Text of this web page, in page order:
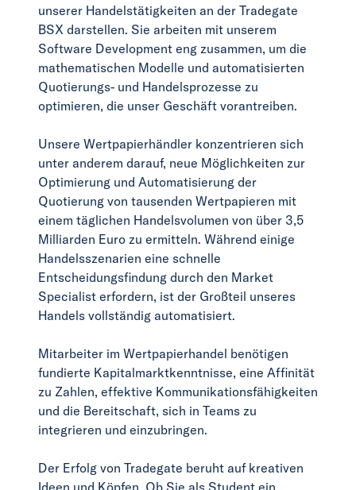
unserer Handelstätigkeiten an der Tradegate
BSX darstellen. Sie arbeiten mit unserem
Software Development eng zusammen, um die
mathematischen Modelle und automatisierten
Quotierungs- und Handelsprozesse zu
optimieren, die unser Geschäft vorantreiben.
Unsere Wertpapierhändler konzentrieren sich
unter anderem darauf, neue Möglichkeiten zur
Optimierung und Automatisierung der
Quotierung von tausenden Wertpapieren mit
einem täglichen Handelsvolumen von über 3,5
Milliarden Euro zu ermitteln. Während einige
Handelsszenarien eine schnelle
Entscheidungsfindung durch den Market
Specialist erfordern, ist der Großteil unseres
Handels vollständig automatisiert.
Mitarbeiter im Wertpapierhandel benötigen
fundierte Kapitalmarktkenntnisse, eine Affinität
zu Zahlen, effektive Kommunikationsfähigkeiten
und die Bereitschaft, sich in Teams zu
integrieren und einzubringen.
Der Erfolg von Tradegate beruht auf kreativen
Ideen und Köpfen. Ob Sie als Student ein